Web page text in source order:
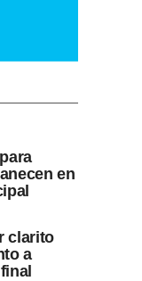
en
clarito
a